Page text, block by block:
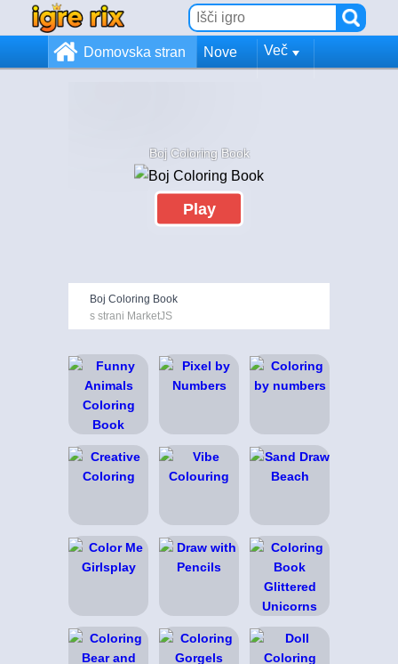
Domovska stran Nove Več
Boj Coloring Book
Play
Boj Coloring Book
s strani MarketJS